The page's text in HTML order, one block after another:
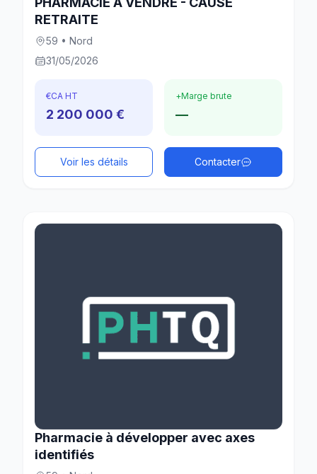
RETRAITE
59 • Nord
31/05/2026
€CA HT
2 200 000 €
+Marge brute
—
Voir les détails Contacter
Pharmacie à développer avec axes
identifiés